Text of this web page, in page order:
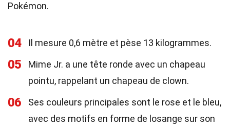
Pokémon.
04 Il mesure 0,6 mètre et pèse 13 kilogrammes.
05
Mime Jr. a une tête ronde avec un chapeau
pointu, rappelant un chapeau de clown.
06
Ses couleurs principales sont le rose et le bleu,
avec des motifs en forme de losange sur son